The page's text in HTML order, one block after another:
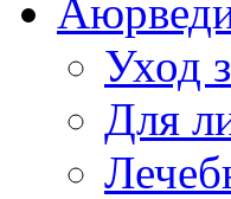
Уход
Для